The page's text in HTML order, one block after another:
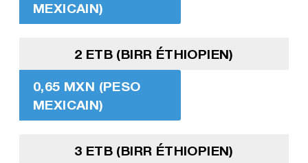
MEXICAIN)
2 ETB (BIRR ÉTHIOPIEN)
0,65 MXN (PESO
MEXICAIN)
3 ETB (BIRR ÉTHIOPIEN)